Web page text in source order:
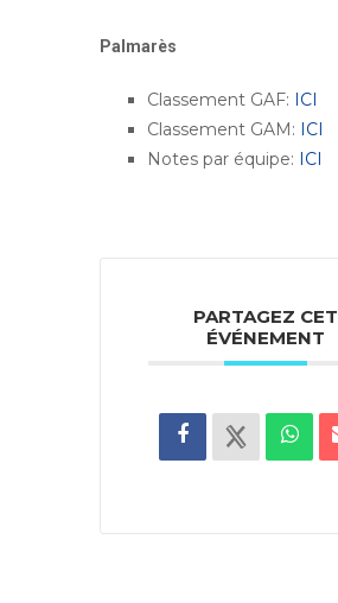
Palmarès
Classement GAF:
ICI
Classement GAM: ICI
Notes par équipe:
ICI
PARTAGEZ CET
ÉVÉNEMENT